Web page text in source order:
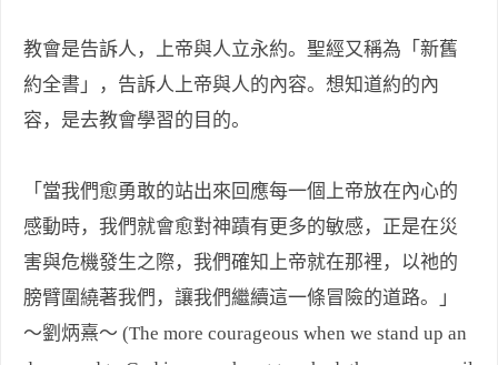
教會是告訴人，上帝與人立永約。聖經又稱為「新舊
約全書」，告訴人上帝與人的內容。想知道約的內
容，是去教會學習的目的。
「當我們愈勇敢的站出來回應每一個上帝放在內心的
感動時，我們就會愈對神蹟有更多的敏感，正是在災
害與危機發生之際，我們確知上帝就在那裡，以祂的
膀臂圍繞著我們，讓我們繼續這一條冒險的道路。」
～劉炳熹～ (The more courageous when we stand up an